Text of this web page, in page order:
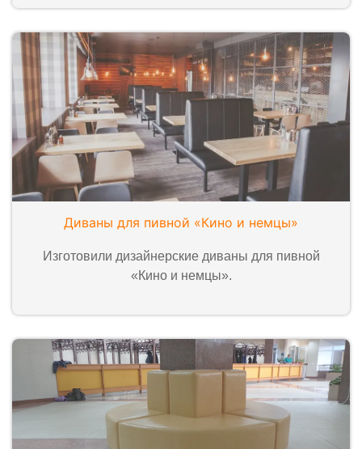
Диваны для пивной «Кино и немцы»
Изготовили дизайнерские диваны для пивной
«Кино и немцы».